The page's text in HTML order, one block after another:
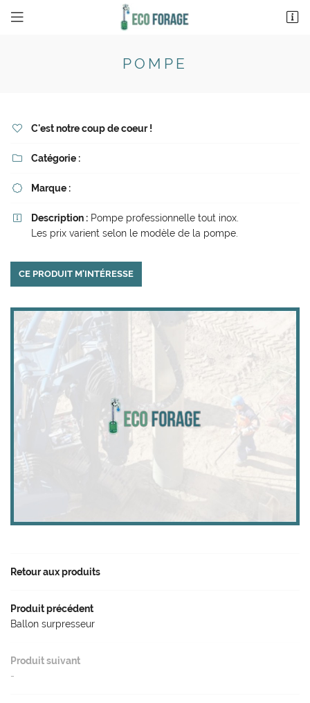
POMPE
 C'est notre coup de coeur !
 Catégorie :
 Marque :
 Description : Pompe professionnelle tout inox.
Les prix varient selon le modèle de la pompe.
CE PRODUIT M'INTÉRESSE
Retour aux produits
Produit précédent
Ballon surpresseur
Produit suivant
-